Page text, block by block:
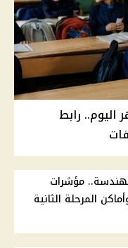
اليوم.. رابط
و87.9% للهندسة.. مؤشرات